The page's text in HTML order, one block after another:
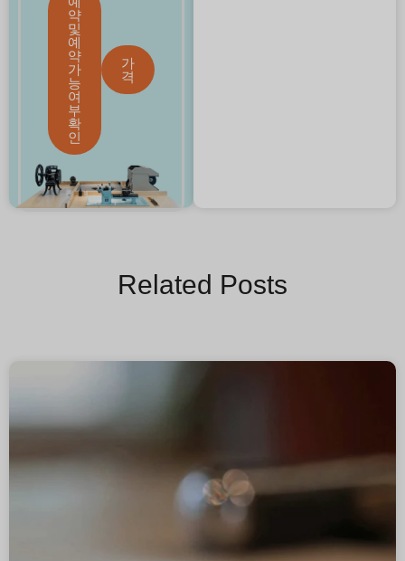
약
및
예
약
가
능
여
부
확
인
가
격
Related Posts